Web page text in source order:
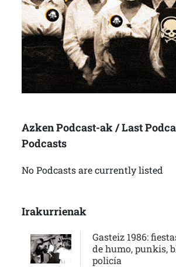
Azken Podcast-ak / Last
Podcasts
No Podcasts are currently listed
Irakurrienak
Gasteiz 1986:
de humo, punkis,
policía